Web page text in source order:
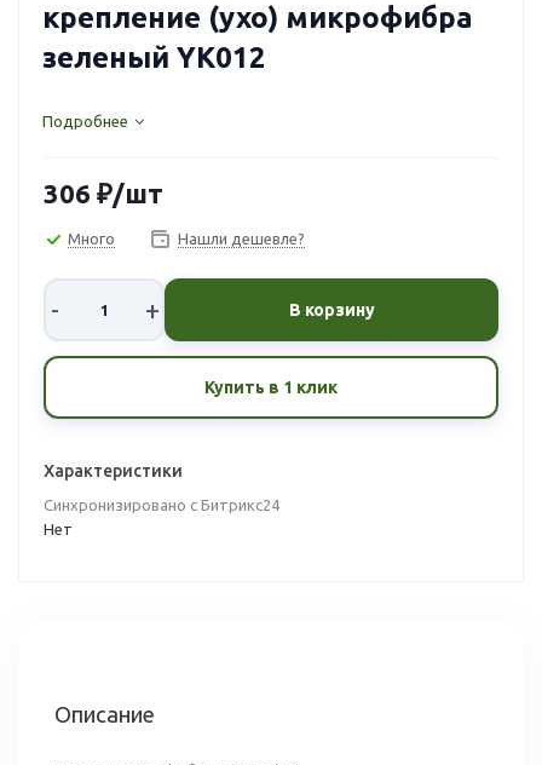
крепление (ухо) микрофибра
зеленый YK012
Подробнее
306 ₽/шт
Много Нашли дешевле?
- + В корзину
Купить в 1 клик
Характеристики
Синхронизировано с Битрикс24
Нет
Описание